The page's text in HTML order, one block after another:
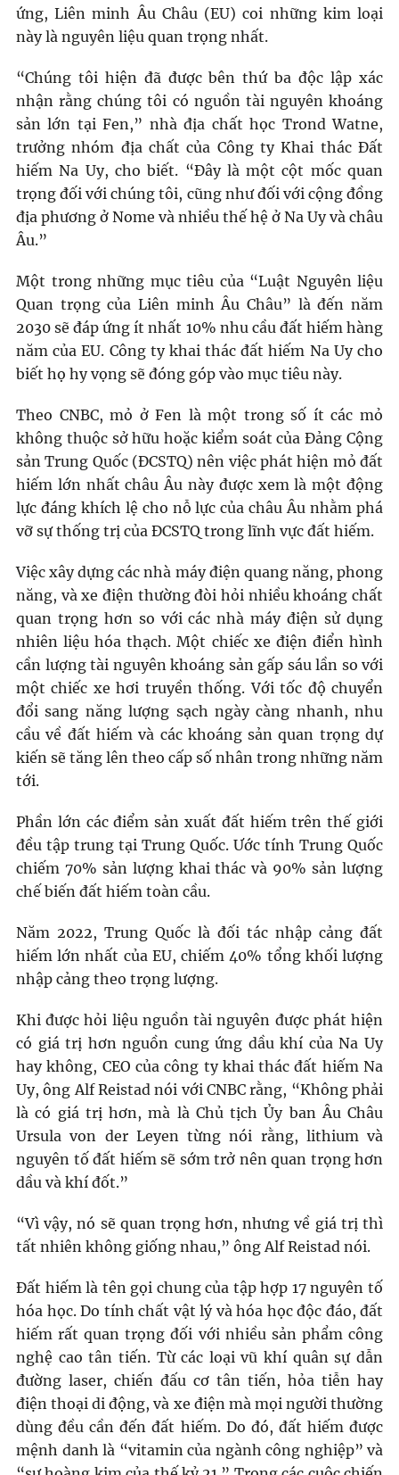
ứng, Liên minh Âu Châu (EU) coi những kim loại
này là nguyên liệu quan trọng nhất.
“Chúng tôi hiện đã được bên thứ ba độc lập xác
nhận rằng chúng tôi có nguồn tài nguyên khoáng
sản lớn tại Fen,” nhà địa chất học Trond Watne,
trưởng nhóm địa chất của Công ty Khai thác Đất
hiếm Na Uy, cho biết. “Đây là một cột mốc quan
trọng đối với chúng tôi, cũng như đối với cộng đồng
địa phương ở Nome và nhiều thế hệ ở Na Uy và châu
Âu.”
Một trong những mục tiêu của “Luật Nguyên liệu
Quan trọng của Liên minh Âu Châu” là đến năm
2030 sẽ đáp ứng ít nhất 10% nhu cầu đất hiếm hàng
năm của EU. Công ty khai thác đất hiếm Na Uy cho
biết họ hy vọng sẽ đóng góp vào mục tiêu này.
Theo CNBC, mỏ ở Fen là một trong số ít các mỏ
không thuộc sở hữu hoặc kiểm soát của Đảng Cộng
sản Trung Quốc (ĐCSTQ) nên việc phát hiện mỏ đất
hiếm lớn nhất châu Âu này được xem là một động
lực đáng khích lệ cho nỗ lực của châu Âu nhằm phá
vỡ sự thống trị của ĐCSTQ trong lĩnh vực đất hiếm.
Việc xây dựng các nhà máy điện quang năng, phong
năng, và xe điện thường đòi hỏi nhiều khoáng chất
quan trọng hơn so với các nhà máy điện sử dụng
nhiên liệu hóa thạch. Một chiếc xe điện điển hình
cần lượng tài nguyên khoáng sản gấp sáu lần so với
một chiếc xe hơi truyền thống. Với tốc độ chuyển
đổi sang năng lượng sạch ngày càng nhanh, nhu
cầu về đất hiếm và các khoáng sản quan trọng dự
kiến sẽ tăng lên theo cấp số nhân trong những năm
tới.
Phần lớn các điểm sản xuất đất hiếm trên thế giới
đều tập trung tại Trung Quốc. Ước tính Trung Quốc
chiếm 70% sản lượng khai thác và 90% sản lượng
chế biến đất hiếm toàn cầu.
Năm 2022, Trung Quốc là đối tác nhập cảng đất
hiếm lớn nhất của EU, chiếm 40% tổng khối lượng
nhập cảng theo trọng lượng.
Khi được hỏi liệu nguồn tài nguyên được phát hiện
có giá trị hơn nguồn cung ứng dầu khí của Na Uy
hay không, CEO của công ty khai thác đất hiếm Na
Uy, ông Alf Reistad nói với CNBC rằng, “Không phải
là có giá trị hơn, mà là Chủ tịch Ủy ban Âu Châu
Ursula von der Leyen từng nói rằng, lithium và
nguyên tố đất hiếm sẽ sớm trở nên quan trọng hơn
dầu và khí đốt.”
“Vì vậy, nó sẽ quan trọng hơn, nhưng về giá trị thì
tất nhiên không giống nhau,” ông Alf Reistad nói.
Đất hiếm là tên gọi chung của tập hợp 17 nguyên tố
hóa học. Do tính chất vật lý và hóa học độc đáo, đất
hiếm rất quan trọng đối với nhiều sản phẩm công
nghệ cao tân tiến. Từ các loại vũ khí quân sự dẫn
đường laser, chiến đấu cơ tân tiến, hỏa tiễn hay
điện thoại di động, và xe điện mà mọi người thường
dùng đều cần đến đất hiếm. Do đó, đất hiếm được
mệnh danh là “vitamin của ngành công nghiệp” và